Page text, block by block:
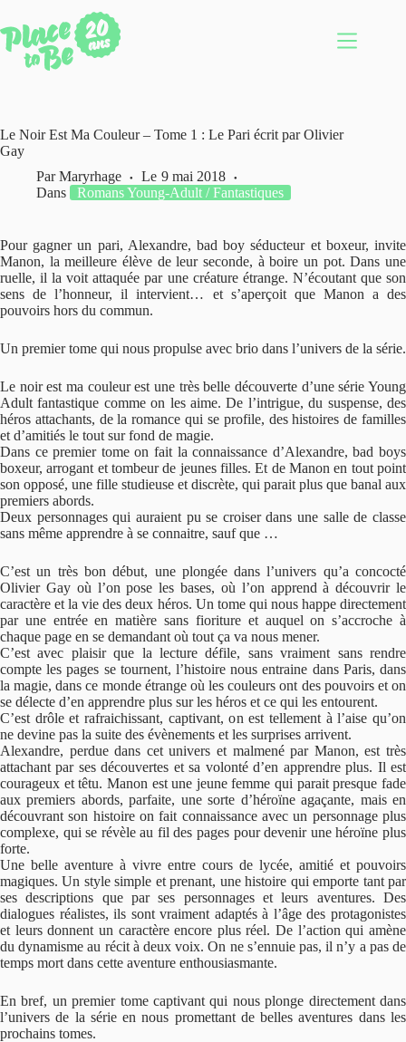
au
contenu
Le Noir Est Ma Couleur – Tome 1 : Le Pari écrit par Olivier
Gay
Par Maryrhage Le 9 mai 2018
Dans
Romans Young-Adult / Fantastiques
Pour gagner un pari, Alexandre, bad boy séducteur et boxeur, invite
Manon, la meilleure élève de leur seconde, à boire un pot. Dans une
ruelle, il la voit attaquée par une créature étrange. N’écoutant que son
sens de l’honneur, il intervient… et s’aperçoit que Manon a des
pouvoirs hors du commun.
Un premier tome qui nous propulse avec brio dans l’univers de la série.
Le noir est ma couleur est une très belle découverte d’une série Young
Adult fantastique comme on les aime. De l’intrigue, du suspense, des
héros attachants, de la romance qui se profile, des histoires de familles
et d’amitiés le tout sur fond de magie.
Dans ce premier tome on fait la connaissance d’Alexandre, bad boys
boxeur, arrogant et tombeur de jeunes filles. Et de Manon en tout point
son opposé, une fille studieuse et discrète, qui parait plus que banal aux
premiers abords.
Deux personnages qui auraient pu se croiser dans une salle de classe
sans même apprendre à se connaitre, sauf que …
C’est un très bon début, une plongée dans l’univers qu’a concocté
Olivier Gay où l’on pose les bases, où l’on apprend à découvrir le
caractère et la vie des deux héros. Un tome qui nous happe directement
par une entrée en matière sans fioriture et auquel on s’accroche à
chaque page en se demandant où tout ça va nous mener.
C’est avec plaisir que la lecture défile, sans vraiment sans rendre
compte les pages se tournent, l’histoire nous entraine dans Paris, dans
la magie, dans ce monde étrange où les couleurs ont des pouvoirs et on
se délecte d’en apprendre plus sur les héros et ce qui les entourent.
C’est drôle et rafraichissant, captivant, on est tellement à l’aise qu’on
ne devine pas la suite des évènements et les surprises arrivent.
Alexandre, perdue dans cet univers et malmené par Manon, est très
attachant par ses découvertes et sa volonté d’en apprendre plus. Il est
courageux et têtu. Manon est une jeune femme qui parait presque fade
aux premiers abords, parfaite, une sorte d’héroïne agaçante, mais en
découvrant son histoire on fait connaissance avec un personnage plus
complexe, qui se révèle au fil des pages pour devenir une héroïne plus
forte.
Une belle aventure à vivre entre cours de lycée, amitié et pouvoirs
magiques. Un style simple et prenant, une histoire qui emporte tant par
ses descriptions que par ses personnages et leurs aventures. Des
dialogues réalistes, ils sont vraiment adaptés à l’âge des protagonistes
et leurs donnent un caractère encore plus réel. De l’action qui amène
du dynamisme au récit à deux voix. On ne s’ennuie pas, il n’y a pas de
temps mort dans cette aventure enthousiasmante.
En bref, un premier tome captivant qui nous plonge directement dans
l’univers de la série en nous promettant de belles aventures dans les
prochains tomes.